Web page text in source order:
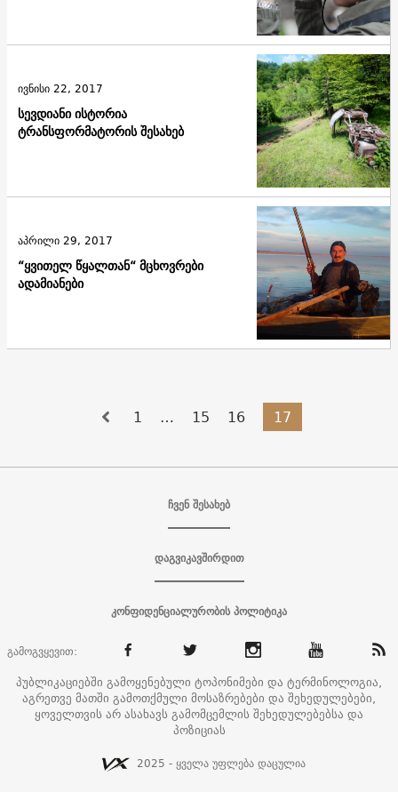
სევდიანი ისტორია
ტრანსფორმატორის შესახებ
ივნისი 22, 2017
“ყვითელ წყალთან“ მცხოვრები
ადამიანები
აპრილი 29, 2017
1 … 15 16 17
ჩვენ შესახებ
დაგვიკავშირდით
კონფიდენციალურობის პოლიტიკა
გამოგვყევით:
პუბლიკაციებში გამოყენებული ტოპონიმები და ტერმინოლოგია,
აგრეთვე მათში გამოთქმული მოსაზრებები და შეხედულებები,
ყოველთვის არ ასახავს გამომცემლის შეხედულებებსა და
პოზიციას
2025 - ყველა უფლება დაცულია